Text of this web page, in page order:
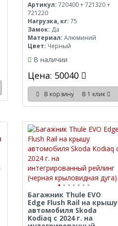
Артикул: 720400 + 721320 +
721220
Нагрузка, кг: 75
Замок: Да
Материал: Алюминий
Цвет: Черный
В наличии
Цена: 50040
В корзину В 1 клик
Багажник Thule EVO
Edge Flush Rail на крышу
автомобиля Skoda
Kodiaq с 2024 г. на